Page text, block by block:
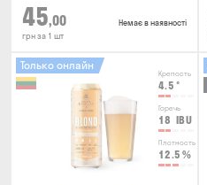
45,00
грн за 1 шт
Немає в наявності
Крепость
4.5 °
Горечь
18 IBU
Плотность
12.5 %
Только онлайн